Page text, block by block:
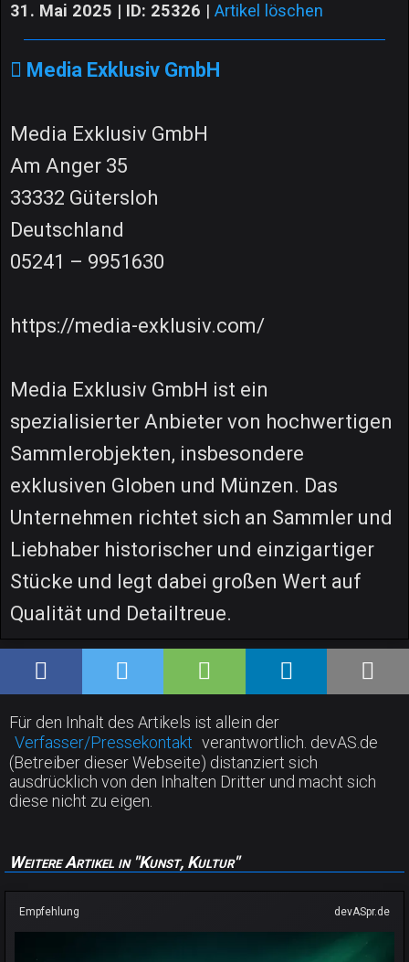
31. Mai 2025 | ID: 25326 | Artikel löschen
Media Exklusiv GmbH
Media Exklusiv GmbH
Am Anger 35
33332 Gütersloh
Deutschland
05241 – 9951630
https://media-exklusiv.com/
Media Exklusiv GmbH ist ein
spezialisierter Anbieter von hochwertigen
Sammlerobjekten, insbesondere
exklusiven Globen und Münzen. Das
Unternehmen richtet sich an Sammler und
Liebhaber historischer und einzigartiger
Stücke und legt dabei großen Wert auf
Qualität und Detailtreue.
Für den Inhalt des Artikels ist allein der
Verfasser/Pressekontakt verantwortlich. devAS.de
(Betreiber dieser Webseite) distanziert sich
ausdrücklich von den Inhalten Dritter und macht sich
diese nicht zu eigen.
Weitere Artikel in "Kunst, Kultur"
Empfehlung devASpr.de